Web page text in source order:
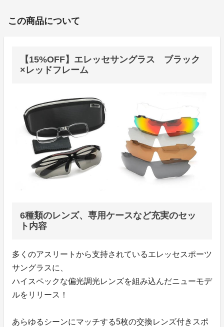
この商品について
【15%OFF】エレッセサングラス ブラック
×レッドフレーム
6種類のレンズ、専用ケースなど充実のセッ
ト内容
多くのアスリートから支持されているエレッセスポーツ
サングラスに、
ハイスペックな偏光調光レンズを組み込んだニューモデ
ルをリリース！
あらゆるシーンにマッチする5枚の交換レンズ付きスポ